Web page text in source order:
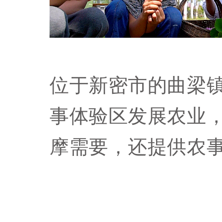
位于新密市的曲梁
事体验区发展农业
摩需要，还提供农